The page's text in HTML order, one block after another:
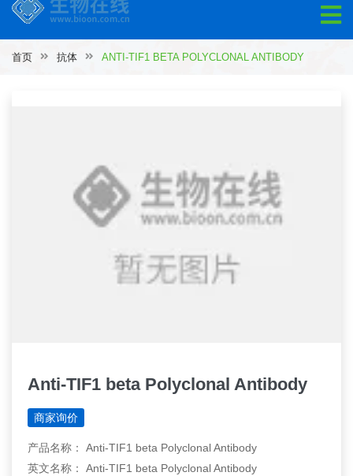
首页 抗体 ANTI-TIF1 BETA POLYCLONAL ANTIBODY
Anti-TIF1 beta Polyclonal Antibody
商家询价
产品名称： Anti-TIF1 beta Polyclonal Antibody
英文名称： Anti-TIF1 beta Polyclonal Antibody